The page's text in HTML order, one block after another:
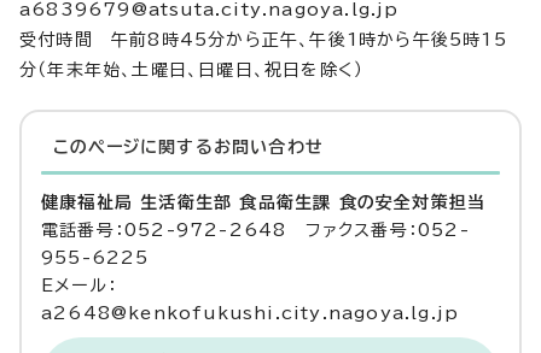
a6839679@atsuta.city.nagoya.lg.jp
受付時間 午前8時45分から正午、午後1時から午後5時15
分（年末年始、土曜日、日曜日、祝日を除く）
このページに関する お問い合わせ
健康福祉局 生活衛生部 食品衛生課 食の安全対策担当
電話番号：052-972-2648 ファクス番号：052-
955-6225
Eメール：
a2648@kenkofukushi.city.nagoya.lg.jp